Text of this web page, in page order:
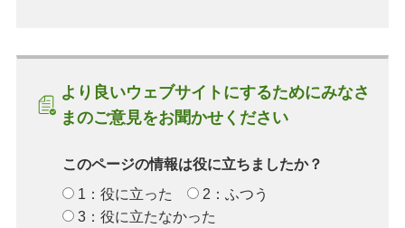
より良いウェブサイトにするためにみなさ
まのご意見をお聞かせください
このページの情報は役に立ちましたか？
1：役に立った
2：ふつう
3：役に立たなかった